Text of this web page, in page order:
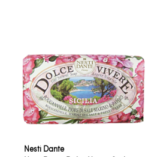
Nesti Dante